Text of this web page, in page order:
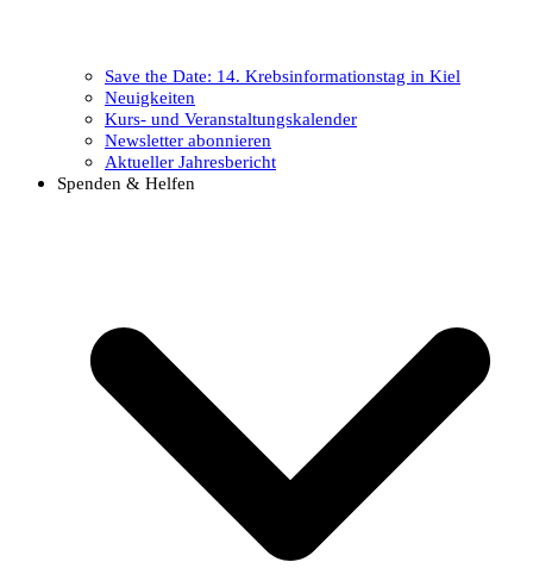
Save the Date: 14. Krebsinformationstag in Kiel
Neuigkeiten
Kurs- und Veranstaltungskalender
Newsletter abonnieren
Aktueller Jahresbericht
Spenden & Helfen